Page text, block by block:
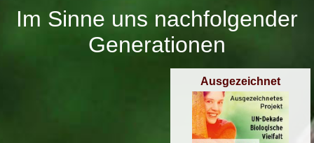
Im Sinne uns nachfolgender
Generationen
Ausgezeichnet